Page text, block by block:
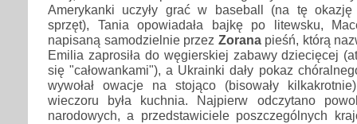
Amerykanki uczyły grać w baseball (na tę okazję
sprzęt), Tania opowiadała bajkę po litewsku,
napisaną samodzielnie przez Zoranapieśń, którą
Emilia zaprosiła do węgierskiej zabawy dziecięcej
się "całowankami"), a Ukrainki dały pokaz
wywołał owacje na stojąco (bisowały
wieczoru była kuchnia. Najpierw odczytano
narodowych, a przedstawiciele poszczególnych